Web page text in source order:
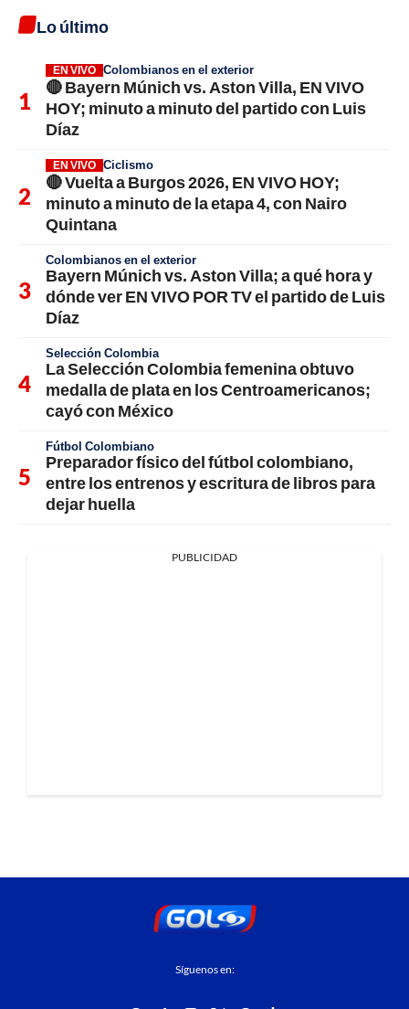
Lo último
EN VIVO Colombianos en el exterior
🔴 Bayern Múnich vs. Aston Villa, EN VIVO
HOY; minuto a minuto del partido con Luis
Díaz
EN VIVO Ciclismo
🔴 Vuelta a Burgos 2026, EN VIVO HOY;
minuto a minuto de la etapa 4, con Nairo
Quintana
Colombianos en el exterior
Bayern Múnich vs. Aston Villa; a qué hora y
dónde ver EN VIVO POR TV el partido de Luis
Díaz
Selección Colombia
La Selección Colombia femenina obtuvo
medalla de plata en los Centroamericanos;
cayó con México
Fútbol Colombiano
Preparador físico del fútbol colombiano,
entre los entrenos y escritura de libros para
dejar huella
PUBLICIDAD
Síguenos en: